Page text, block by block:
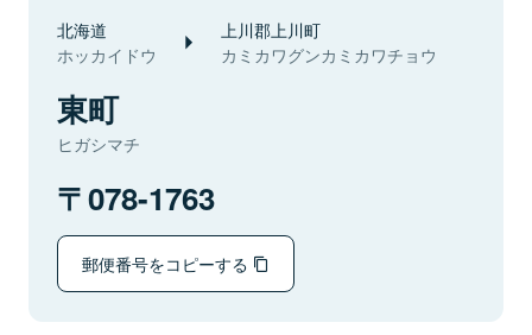
北海道
ホッカイドウ
上川郡上川町
カミカワグンカミカワチョウ
東町
ヒガシマチ
078-1763
郵便番号をコピーする